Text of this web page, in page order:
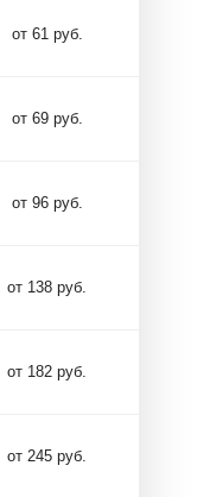
от 61 руб.
от 69 руб.
от 96 руб.
от 138 руб.
от 182 руб.
от 245 руб.